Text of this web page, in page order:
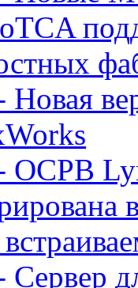
ОСРВ
Сервер